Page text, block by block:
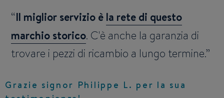
Il miglior servizio è la rete di questo
marchio storico. C'è anche la garanzia di
trovare i pezzi di ricambio a lungo termine.
Grazie signor Philippe L. per la sua